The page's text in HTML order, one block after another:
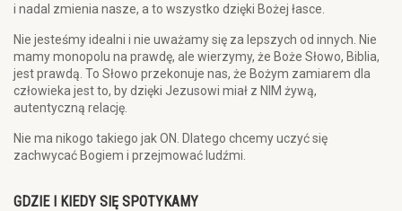
i nadal zmienia nasze, a to wszystko dzięki Bożej łasce.
Nie jesteśmy idealni i nie uważamy się za lepszych od innych. Nie
mamy monopolu na prawdę, ale wierzymy, że Boże Słowo, Biblia,
jest prawdą. To Słowo przekonuje nas, że Bożym zamiarem dla
człowieka jest to, by dzięki Jezusowi miał z NIM żywą,
autentyczną relację.
Nie ma nikogo takiego jak ON. Dlatego chcemy uczyć się
zachwycać Bogiem i przejmować ludźmi.
GDZIE I KIEDY SIĘ SPOTYKAMY